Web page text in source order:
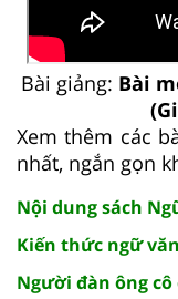
Bài giảng: Bài
Xem thêm các
nhất, ngắn gọn
Nội dung sách
Kiến thức ngữ
Người đàn ông